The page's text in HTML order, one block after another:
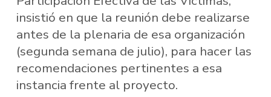
insistió en que la reunión debe realizarse
antes de la plenaria de esa organización
(segunda semana de julio), para hacer las
recomendaciones pertinentes a esa
instancia frente al proyecto.